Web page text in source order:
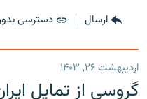
ارسال دسترسی
اردیبهشت ۲۶, ۱۴۰۳
گروسی از تمایل